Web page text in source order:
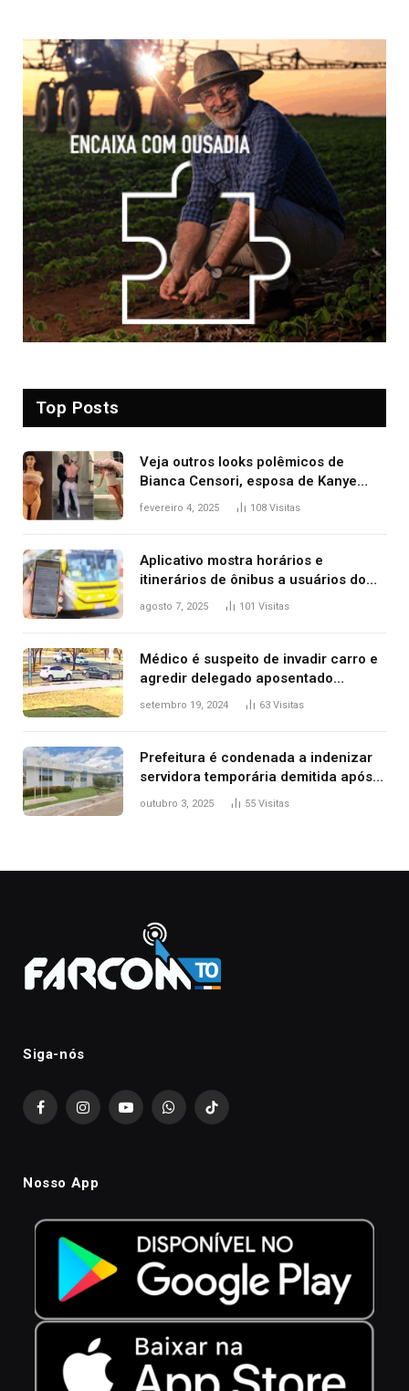
Top Posts
Veja outros looks polêmicos de
Bianca Censori, esposa de Kanye
West que apareceu nua no Grammy
fevereiro 4, 2025 108 Visitas
Aplicativo mostra horários e
itinerários de ônibus a usuários do
transporte público de Palmas; confira
agosto 7, 2025 101 Visitas
Médico é suspeito de invadir carro e
agredir delegado aposentado
durante confusão no trânsito
setembro 19, 2024 63 Visitas
Prefeitura é condenada a indenizar
servidora temporária demitida após
nascimento da filha
outubro 3, 2025 55 Visitas
Siga-nós
FacebookInstagramYouTubeWhatsAppTikTok
Nosso App